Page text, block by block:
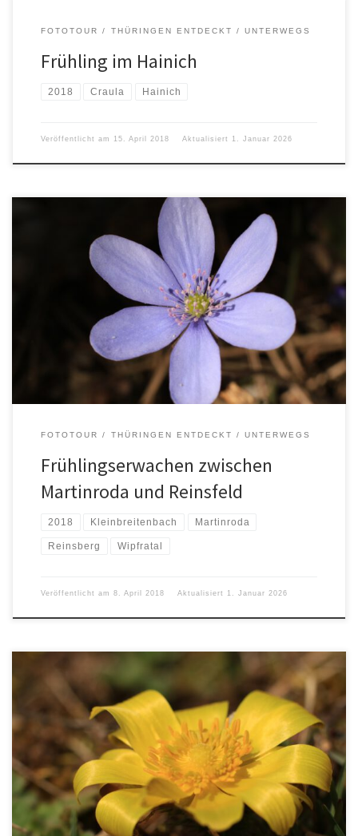
FOTOTOUR THÜRINGEN ENTDECKT UNTERWEGS
Frühling im Hainich
2018 Craula Hainich
Veröffentlicht am 15. April 2018 Aktualisiert 1. Januar 2026
FOTOTOUR THÜRINGEN ENTDECKT UNTERWEGS
Frühlingserwachen zwischen
Martinroda und Reinsfeld
2018 Kleinbreitenbach Martinroda
Reinsberg Wipfratal
Veröffentlicht am 8. April 2018 Aktualisiert 1. Januar 2026